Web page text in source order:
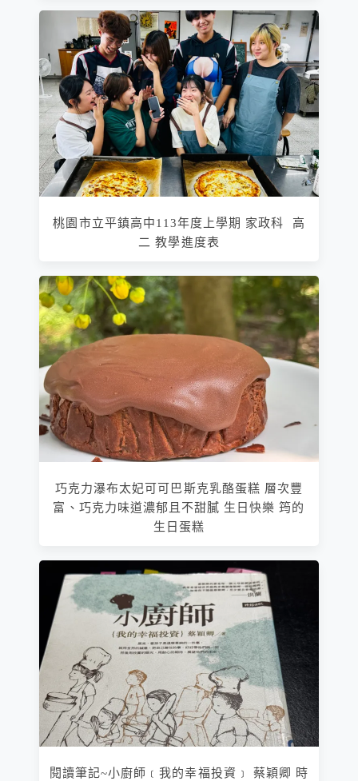
桃園市立平鎮高中113年度上學期 家政科 高
二 教學進度表
巧克力瀑布太妃可可巴斯克乳酪蛋糕 層次豐
富、巧克力味道濃郁且不甜膩 生日快樂 筠的
生日蛋糕
閱讀筆記~小廚師﹝我的幸福投資﹞ 蔡穎卿 時